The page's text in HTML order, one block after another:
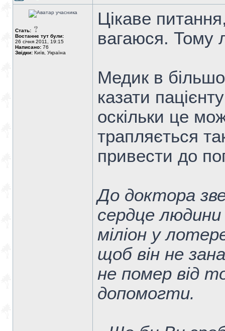
Стать:
Востаннє тут були:
26 січня 2011, 19:15
Написано: 76
Звідки: Київ, Україна
Цікаве
вагаюся. Тому
Медик в
казати
оскільки це
трапляється
привести до
До доктора
сердце
міліон у
щоб він не
не помер від
допомогти.